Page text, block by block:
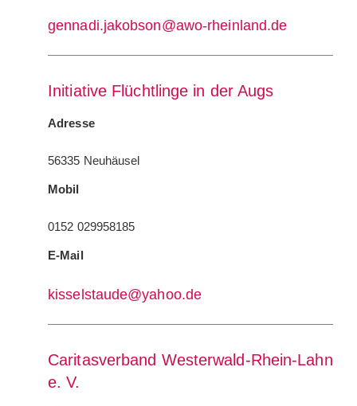
gennadi.jakobson@awo-rheinland.de
Initiative Flüchtlinge in der Augs
Adresse
56335 Neuhäusel
Mobil
0152 029958185
E-Mail
kisselstaude@yahoo.de
Caritasverband Westerwald-Rhein-Lahn
e. V.